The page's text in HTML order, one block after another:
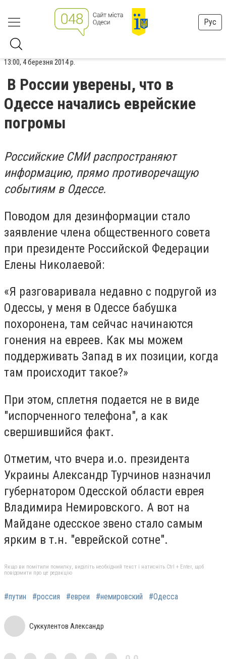
Рус
13:00, 4 березня 2014 р.
В России уверены, что в
Одессе начались еврейские
погромы
Российские СМИ распространяют
информацию, прямо противоречащую
событиям в Одессе.
Поводом для дезинформации стало
заявление члена общественного совета
при президенте Российской Федерации
Елены Николаевой:
«Я разговаривала недавно с подругой из
Одессы, у меня в Одессе бабушка
похоронена, там сейчас начинаются
гонения на евреев. Как мы можем
поддерживать Запад в их позиции, когда
там происходит такое?»
При этом, сплетня подается не в виде
"испорченного телефона", а как
свершившийся факт.
Отметим, что вчера и.о. президента
Украины Александр Турчинов назначил
губернатором Одесской области еврея
Владимира Немировского. А вот на
Майдане одесское звено стало самым
ярким в т.н. "еврейской сотне".
Якщо ви помітили помилку, виділіть необхідний текст і натисніть Ctrl + Enter, щоб
повідомити про це редакцію
#путин #россия #евреи #немировский #Одесса
Суккулентов Александр